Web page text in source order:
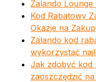
Zalando
Kod Rabatowy
Okazje na
Zalando kod
wykorzystać
Jak zdobyć kod
zaoszczędzić